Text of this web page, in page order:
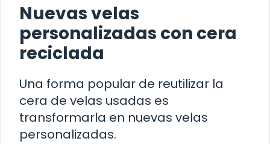
Nuevas velas
personalizadas con cera
reciclada
Una forma popular de reutilizar la
cera de velas usadas es
transformarla en nuevas velas
personalizadas.